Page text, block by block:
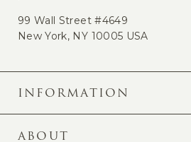
99 Wall Street #4649
New York, NY 10005 USA
INFORMATION
ABOUT